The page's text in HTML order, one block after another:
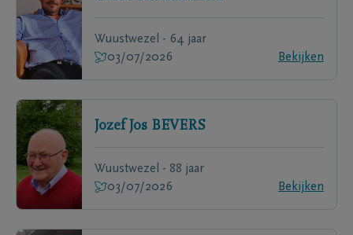
Wuustwezel - 64 jaar
03/07/2026
Bekijken
Jozef Jos BEVERS
Wuustwezel - 88 jaar
03/07/2026
Bekijken